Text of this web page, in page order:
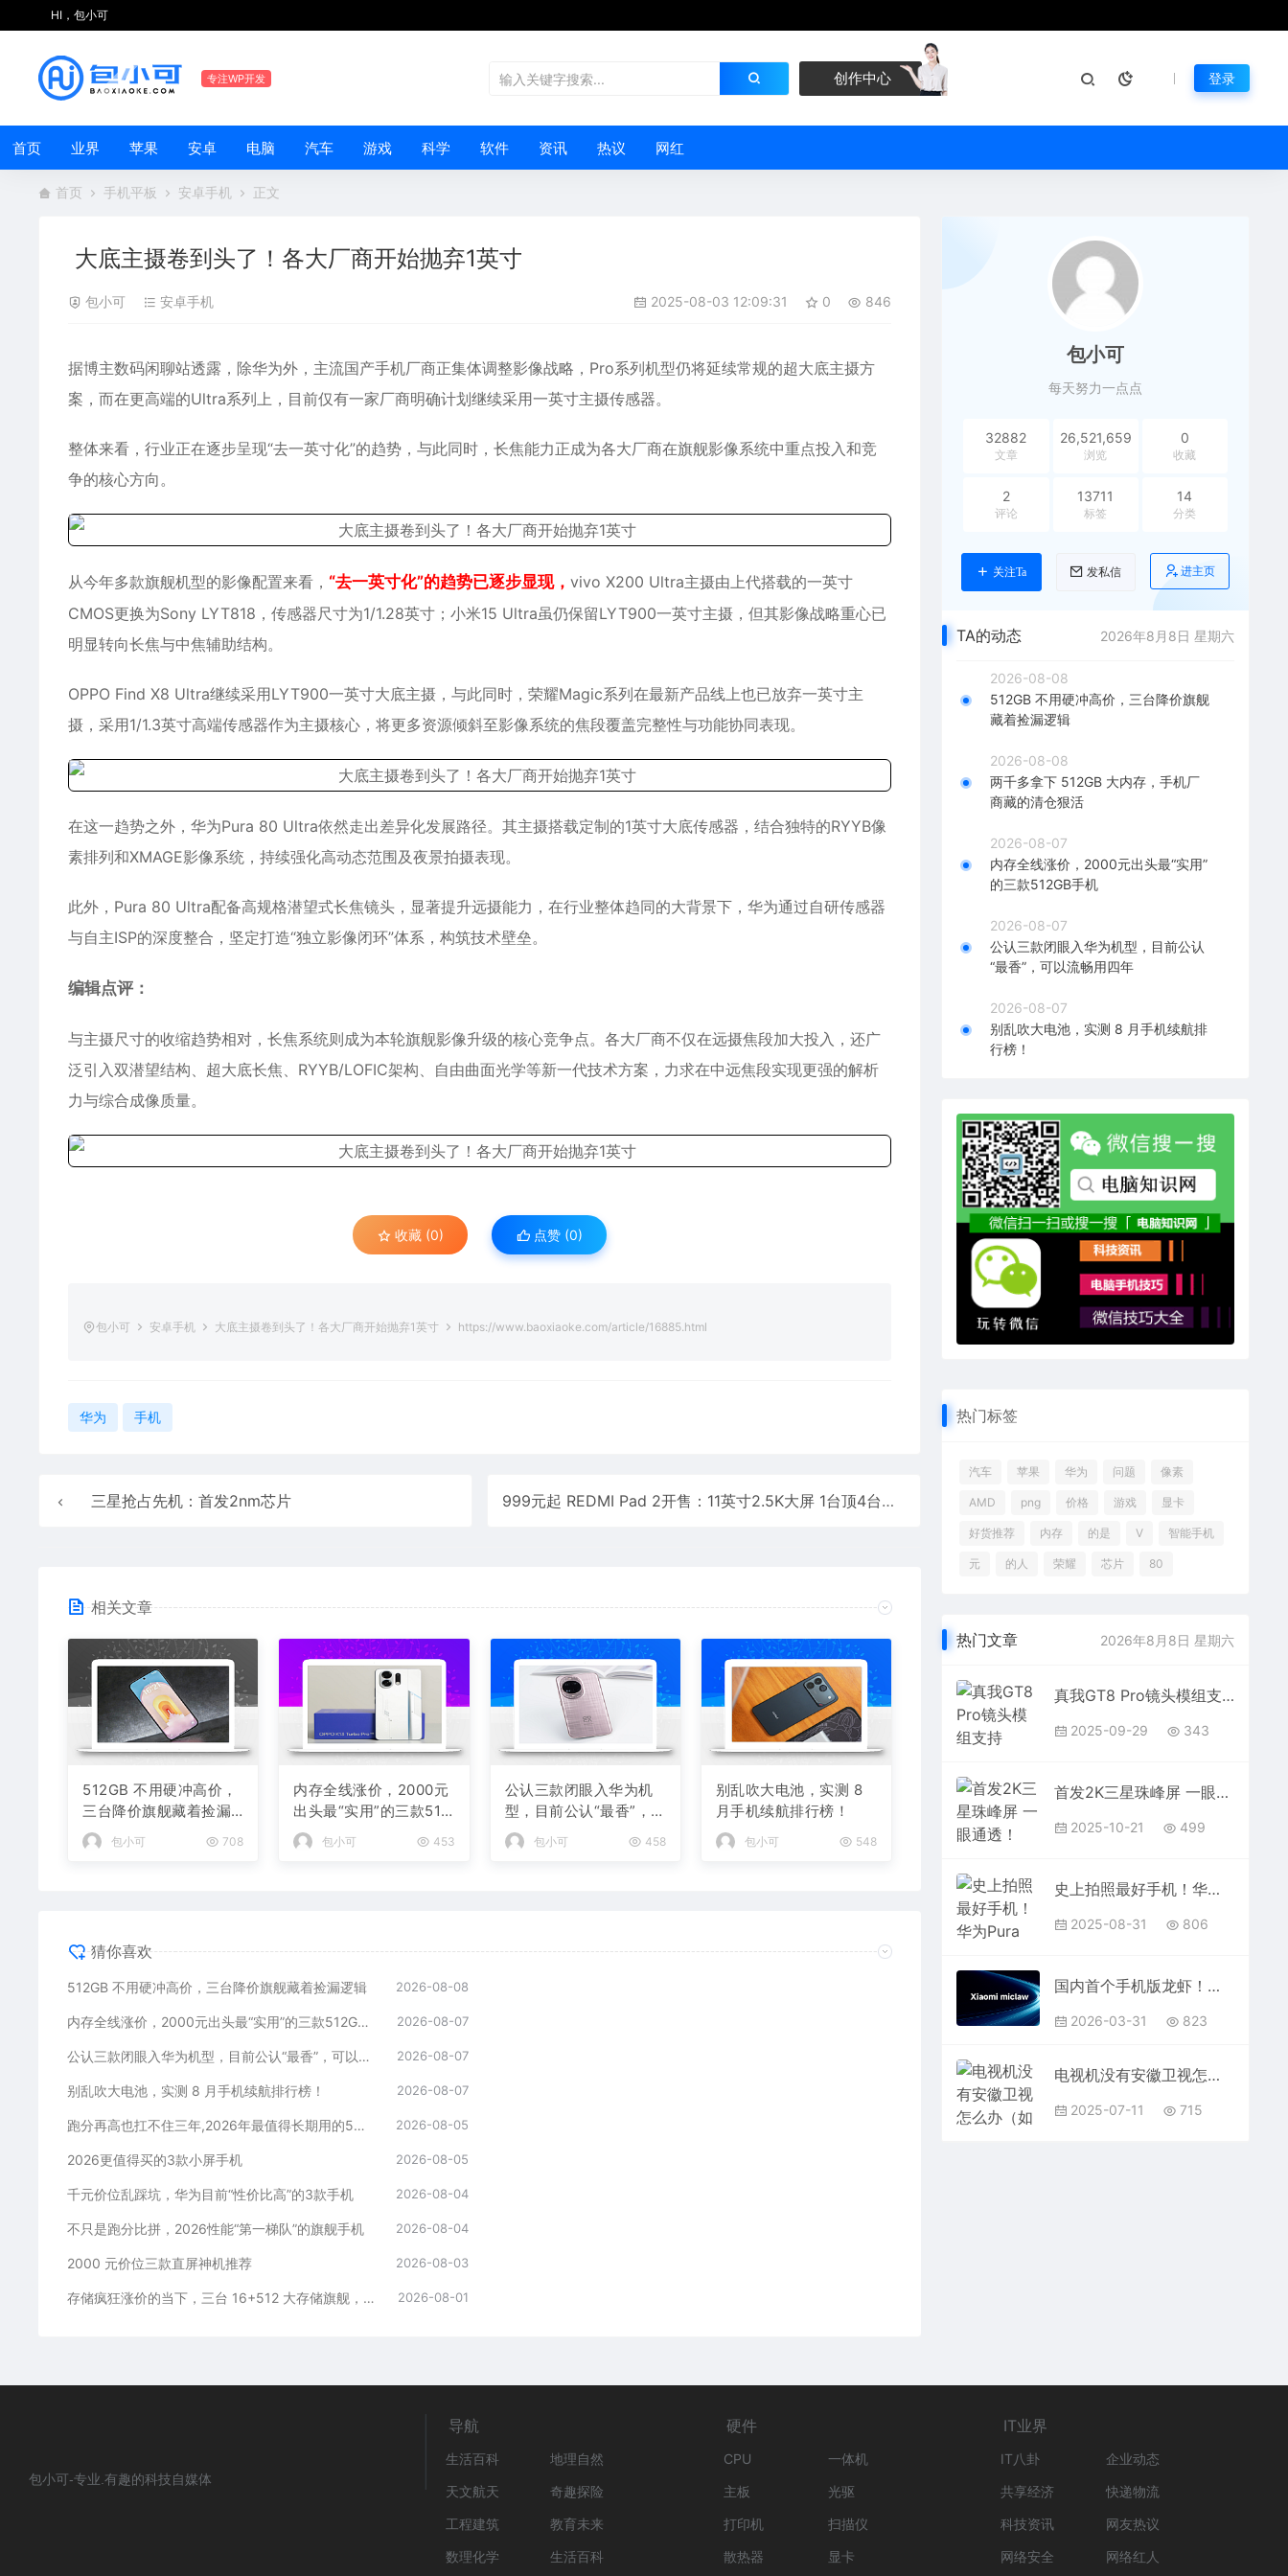
HI，包小可
专注WP开发 创作中心 登录
首页 业界 苹果 安卓 电脑 汽车 游戏 科学 软件 资讯 热议 网红
首页 手机平板 安卓手机 正文
大底主摄卷到头了！各大厂商开始抛弃1英寸
包小可 安卓手机 2025-08-03 12:09:31 0 846
据博主数码闲聊站透露，除华为外，主流国产手机厂商正集体调整影像战略，Pro系列机型仍将延续常规的超大底主摄方
案，而在更高端的Ultra系列上，目前仅有一家厂商明确计划继续采用一英寸主摄传感器。
整体来看，行业正在逐步呈现“去一英寸化”的趋势，与此同时，长焦能力正成为各大厂商在旗舰影像系统中重点投入和竞
争的核心方向。
从今年多款旗舰机型的影像配置来看， “去一英寸化”的趋势已逐步显现， vivo X200 Ultra主摄由上代搭载的一英寸
CMOS更换为Sony LYT818，传感器尺寸为1/1.28英寸；小米15 Ultra虽仍保留LYT900一英寸主摄，但其影像战略重心已
明显转向长焦与中焦辅助结构。
OPPO Find X8 Ultra继续采用LYT900一英寸大底主摄，与此同时，荣耀Magic系列在最新产品线上也已放弃一英寸主
摄，采用1/1.3英寸高端传感器作为主摄核心，将更多资源倾斜至影像系统的焦段覆盖完整性与功能协同表现。
在这一趋势之外，华为Pura 80 Ultra依然走出差异化发展路径。其主摄搭载定制的1英寸大底传感器，结合独特的RYYB像
素排列和XMAGE影像系统，持续强化高动态范围及夜景拍摄表现。
此外，Pura 80 Ultra配备高规格潜望式长焦镜头，显著提升远摄能力，在行业整体趋同的大背景下，华为通过自研传感器
与自主ISP的深度整合，坚定打造“独立影像闭环”体系，构筑技术壁垒。
编辑点评：
与主摄尺寸的收缩趋势相对，长焦系统则成为本轮旗舰影像升级的核心竞争点。各大厂商不仅在远摄焦段加大投入，还广
泛引入双潜望结构、超大底长焦、RYYB/LOFIC架构、自由曲面光学等新一代技术方案，力求在中远焦段实现更强的解析
力与综合成像质量。
收藏 (0) 点赞 (0)
包小可 安卓手机 大底主摄卷到头了！各大厂商开始抛弃1英寸 https://www.baoxiaoke.com/article/16885.html
华为 手机
三星抢占先机：首发2nm芯片 999元起 REDMI Pad 2开售：11英寸2.5K大屏 1台顶4台
相关文章
512GB 不用硬冲高价，
三台降价旗舰藏着捡漏
逻辑
包小可 708
内存全线涨价，2000元
出头最“实用”的三款512
GB手机
包小可 453
公认三款闭眼入华为机
型，目前公认“最香”，可
以流畅用四年
包小可 458
别乱吹大电池，实测 8
月手机续航排行榜！
包小可 548
猜你喜欢
512GB 不用硬冲高价，三台降价旗舰藏着捡漏逻辑 2026-08-08
内存全线涨价，2000元出头最“实用”的三款512GB手机 2026-08-07
公认三款闭眼入华为机型，目前公认“最香”，可以流畅用四年 2026-08-07
别乱吹大电池，实测 8 月手机续航排行榜！ 2026-08-07
跑分再高也扛不住三年,2026年最值得长期用的5款手机 2026-08-05
2026更值得买的3款小屏手机 2026-08-05
千元价位乱踩坑，华为目前“性价比高”的3款手机 2026-08-04
不只是跑分比拼，2026性能“第一梯队”的旗舰手机 2026-08-04
2000 元价位三款直屏神机推荐 2026-08-03
存储疯狂涨价的当下，三台 16+512 大存储旗舰，一步告别清内存内耗 2026-08-01
包小可
每天努力一点点
32882
文章
26,521,659
浏览
0
收藏
2
评论
13711
标签
14
分类
关注Ta 发私信 进主页
TA的动态 2026年8月8日 星期六
2026-08-08
512GB 不用硬冲高价，三台降价旗舰
藏着捡漏逻辑
2026-08-08
两千多拿下 512GB 大内存，手机厂
商藏的清仓狠活
2026-08-07
内存全线涨价，2000元出头最“实用”
的三款512GB手机
2026-08-07
公认三款闭眼入华为机型，目前公认
“最香”，可以流畅用四年
2026-08-07
别乱吹大电池，实测 8 月手机续航排
行榜！
热门标签
汽车 苹果 华为 问题 像素
AMD png 价格 游戏 显卡
好货推荐 内存 的是 V 智能手机
元 的人 荣耀 芯片 80
热门文章 2026年8月8日 星期六
真我GT8 Pro镜头模组支持DIY！可拆、可拼、可换
2025-09-29 343
首发2K三星珠峰屏 一眼通透！iQOO 15图赏
2025-10-21 499
史上拍照最好手机！华为Pura 80 Ultra官方降价：直降1000元
2025-08-31 806
国内首个手机版龙虾！小米Xiaomimiclaw封测新增REDMIK80系列等机型
2026-03-31 823
电视机没有安徽卫视怎么办（如何解决电视机无法接收安徽卫视的问题）
2025-07-11 715
包小可-专业.有趣的科技自媒体
导航
生活百科
地理自然
天文航天
奇趣探险
工程建筑
教育未来
数理化学
生活百科
硬件
CPU
一体机
主板
光驱
打印机
扫描仪
散热器
显卡
IT业界
IT八卦
企业动态
共享经济
快递物流
科技资讯
网友热议
网络安全
网络红人